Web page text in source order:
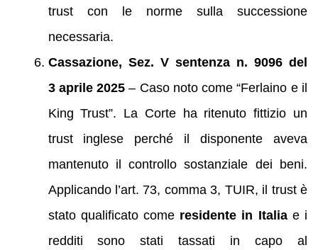
trust con le norme sulla successione
necessaria.
Cassazione, Sez. V sentenza n. 9096 del
3 aprile 2025 – Caso noto come “Ferlaino e il
King Trust”. La Corte ha ritenuto fittizio un
trust inglese perché il disponente aveva
mantenuto il controllo sostanziale dei beni.
Applicando l’art. 73, comma 3, TUIR, il trust è
stato qualificato come residente in Italiae i
redditi sono stati tassati in capo al